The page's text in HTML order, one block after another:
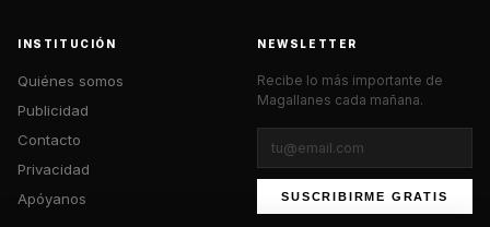
INSTITUCIÓN
Quiénes somos
Publicidad
Contacto
Privacidad
Apóyanos
NEWSLETTER
Recibe lo más importante de
Magallanes cada mañana.
SUSCRIBIRME GRATIS